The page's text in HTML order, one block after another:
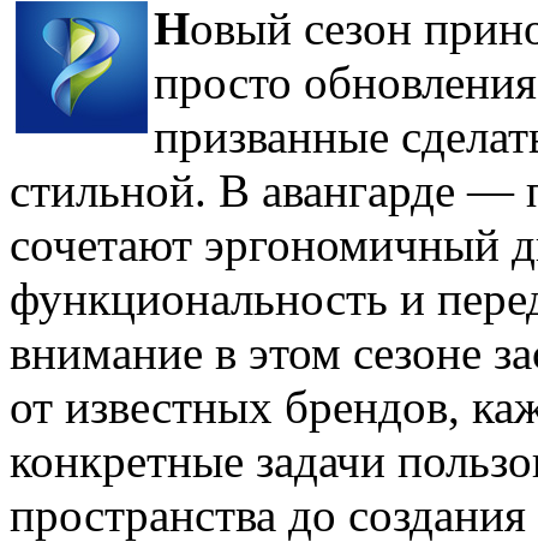
Новый сезон
просто
призванные
стильной. В авангарде —
сочетают эргономичный
функциональность и
внимание в этом сезоне
от известных брендов,
конкретные задачи
пространства до